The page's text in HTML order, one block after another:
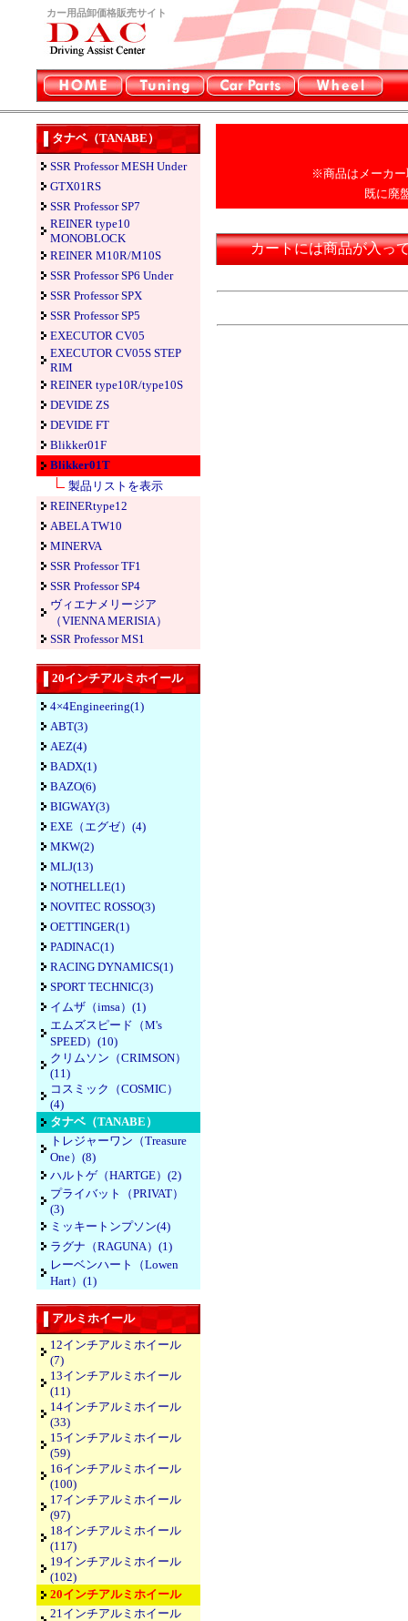
カー用品卸価格販売サイト
タナベ（TANABE）
SSR Professor MESH Under
GTX01RS
SSR Professor SP7
REINER type10
MONOBLOCK
REINER M10R/M10S
SSR Professor SP6 Under
SSR Professor SPX
SSR Professor SP5
EXECUTOR CV05
EXECUTOR CV05S STEP
RIM
REINER type10R/type10S
DEVIDE ZS
DEVIDE FT
Blikker01F
Blikker01T
製品リストを表示
REINERtype12
ABELA TW10
MINERVA
SSR Professor TF1
SSR Professor SP4
ヴィエナメリージア
（VIENNA MERISIA）
SSR Professor MS1
20インチアルミホイール
4×4Engineering(1)
ABT(3)
AEZ(4)
BADX(1)
BAZO(6)
BIGWAY(3)
EXE（エグゼ）(4)
MKW(2)
MLJ(13)
NOTHELLE(1)
NOVITEC ROSSO(3)
OETTINGER(1)
PADINAC(1)
RACING DYNAMICS(1)
SPORT TECHNIC(3)
イムザ（imsa）(1)
エムズスピード（M's
SPEED）(10)
クリムソン（CRIMSON）
(11)
コスミック（COSMIC）
(4)
タナベ（TANABE）
トレジャーワン（Treasure
One）(8)
ハルトゲ（HARTGE）(2)
プライバット（PRIVAT）
(3)
ミッキートンプソン(4)
ラグナ（RAGUNA）(1)
レーベンハート（Lowen
Hart）(1)
アルミホイール
12インチアルミホイール
(7)
13インチアルミホイール
(11)
14インチアルミホイール
(33)
15インチアルミホイール
(59)
16インチアルミホイール
(100)
17インチアルミホイール
(97)
18インチアルミホイール
(117)
19インチアルミホイール
(102)
20インチアルミホイール
21インチアルミホイール
※商品はメーカー
既に廃
カートには商品が入っ